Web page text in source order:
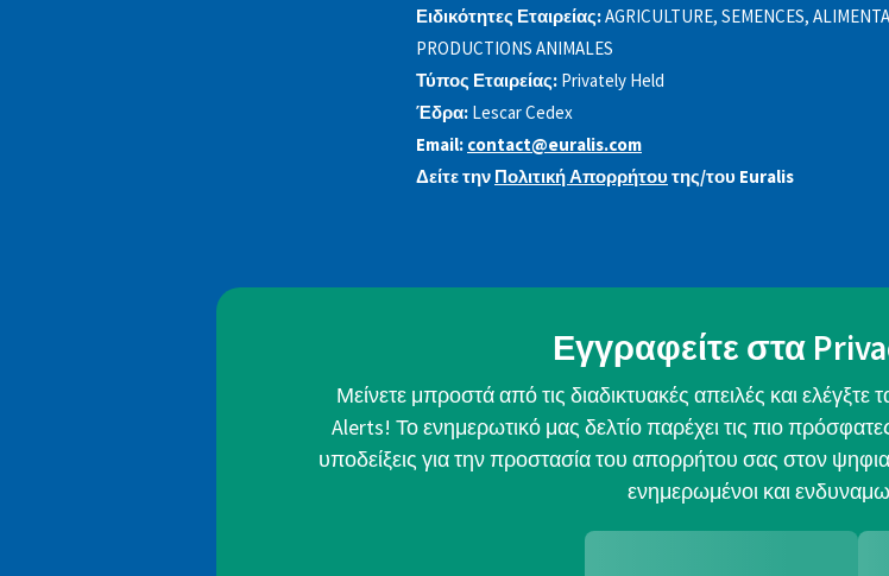
Ειδικότητες Εταιρείας:AGRICULTURE, SEMENCES,
PRODUCTIONS ANIMALES
Τύπος Εταιρείας: Privately Held
Έδρα: Lescar Cedex
Email: contact@euralis.com
Δείτε την Πολιτική Απορρήτου της/του Euralis
Εγγραφείτε στα
Μείνετε μπροστά από τις διαδικτυακές απειλές και
Alerts! Το ενημερωτικό μας δελτίο παρέχει τις πιο
υποδείξεις για την προστασία του απορρήτου σας στον
ενημερωμένοι και